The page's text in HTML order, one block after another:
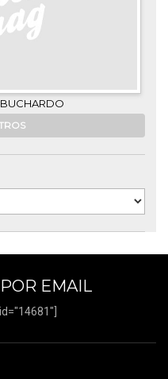
EMAIL